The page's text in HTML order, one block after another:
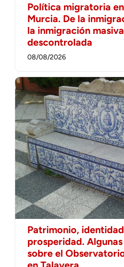
Política migratoria
Murcia. De la
la inmigración
descontrolada
08/08/2026
Patrimonio,
prosperidad.
sobre el